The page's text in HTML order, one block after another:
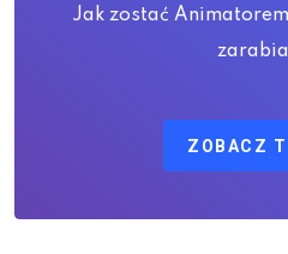
Jak zostać
ZOBACZ